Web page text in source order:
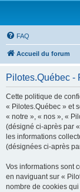
FAQ
Accueil du forum
Pilotes.Québec -
Cette politique de
« Pilotes.Québec » et
« notre », « nos », «
(désigné ci-après par
les informations
(désignées ci-après
Vos informations sont
en naviguant sur «
nombre de cookies